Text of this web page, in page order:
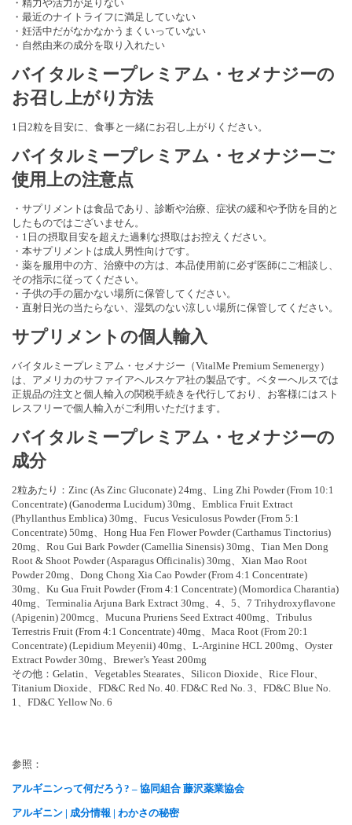
・精力や活力が足りない
・最近のナイトライフに満足していない
・妊活中だがなかなかうまくいっていない
・自然由来の成分を取り入れたい
バイタルミープレミアム・セメナジーの
お召し上がり方法
1日2粒を目安に、食事と一緒にお召し上がりください。
バイタルミープレミアム・セメナジーご
使用上の注意点
・サプリメントは食品であり、診断や治療、症状の緩和や予防を目的と
したものではございません。
・1日の摂取目安を超えた過剰な摂取はお控えください。
・本サプリメントは成人男性向けです。
・薬を服用中の方、治療中の方は、本品使用前に必ず医師にご相談し、
その指示に従ってください。
・子供の手の届かない場所に保管してください。
・直射日光の当たらない、湿気のない涼しい場所に保管してください。
サプリメントの個人輸入
バイタルミープレミアム・セメナジー（VitalMe Premium Semenergy）
は、アメリカのサファイアヘルスケア社の製品です。ベターヘルスでは
正規品の注文と個人輸入の関税手続きを代行しており、お客様にはスト
レスフリーで個人輸入がご利用いただけます。
バイタルミープレミアム・セメナジーの
成分
2粒あたり：Zinc (As Zinc Gluconate) 24mg、Ling Zhi Powder (From 10:1
Concentrate) (Ganoderma Lucidum) 30mg、Emblica Fruit Extract
(Phyllanthus Emblica) 30mg、Fucus Vesiculosus Powder (From 5:1
Concentrate) 50mg、Hong Hua Fen Flower Powder (Carthamus Tinctorius)
20mg、Rou Gui Bark Powder (Camellia Sinensis) 30mg、Tian Men Dong
Root & Shoot Powder (Asparagus Officinalis) 30mg、Xian Mao Root
Powder 20mg、Dong Chong Xia Cao Powder (From 4:1 Concentrate)
30mg、Ku Gua Fruit Powder (From 4:1 Concentrate) (Momordica Charantia)
40mg、Terminalia Arjuna Bark Extract 30mg、4、5、7 Trihydroxyflavone
(Apigenin) 200mcg、Mucuna Pruriens Seed Extract 400mg、Tribulus
Terrestris Fruit (From 4:1 Concentrate) 40mg、Maca Root (From 20:1
Concentrate) (Lepidium Meyenii) 40mg、L-Arginine HCL 200mg、Oyster
Extract Powder 30mg、Brewer’s Yeast 200mg
その他：Gelatin、Vegetables Stearates、Silicon Dioxide、Rice Flour、
Titanium Dioxide、FD&C Red No. 40. FD&C Red No. 3、FD&C Blue No.
1、FD&C Yellow No. 6
参照：
アルギニンって何だろう? – 協同組合 藤沢薬業協会
アルギニン | 成分情報 | わかさの秘密